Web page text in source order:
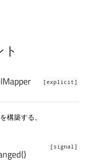
[explicit]
構築する。
[signal]
()